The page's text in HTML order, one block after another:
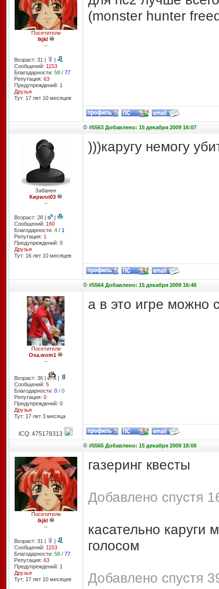
Посетители
lkjkl
--
Возраст: 31 |
|
Сообщений: 1153
Благодарности: 58/ 77
Репутация: 63
Предупреждений: 1
Друзья
Тут: 17 лет 10 месяцев
(monster hunter
#5563 Добавлено: 15 декабря 2009 16:07
Забанен
Кирилл03
--
Возраст: 28 |
|
Сообщений: 160
Благодарности: 4/ 1
Репутация: 1
Предупреждений: 0
Друзья
Тут: 16 лет 10 месяцев
)))каругу немогу
#5564 Добавлено: 15 декабря 2009 16:46
Посетители
Osa.wom1
--
Возраст: 36 |
|
Сообщений: 5
Благодарности: 0/ 0
Репутация: 0
Предупреждений: 0
Друзья
Тут: 17 лет 3 месяцa
а в это игре можно
ICQ: 475178313
#5565 Добавлено: 15 декабря 2009 18:00
Посетители
lkjkl
--
Возраст: 31 |
|
Сообщений: 1153
Благодарности: 58/ 77
Репутация: 63
Предупреждений: 1
Друзья
Тут: 17 лет 10 месяцев
газеринг квесты
Добавлено спустя
касательно каруги
голосом
Добавлено спустя